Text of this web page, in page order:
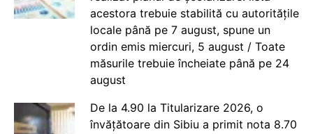
acestora trebuie stabilită cu autoritățile
locale până pe 7 august, spune un
ordin emis miercuri, 5 august / Toate
măsurile trebuie încheiate până pe 24
august
De la 4.90 la Titularizare 2026, o
învățătoare din Sibiu a primit nota 8.70